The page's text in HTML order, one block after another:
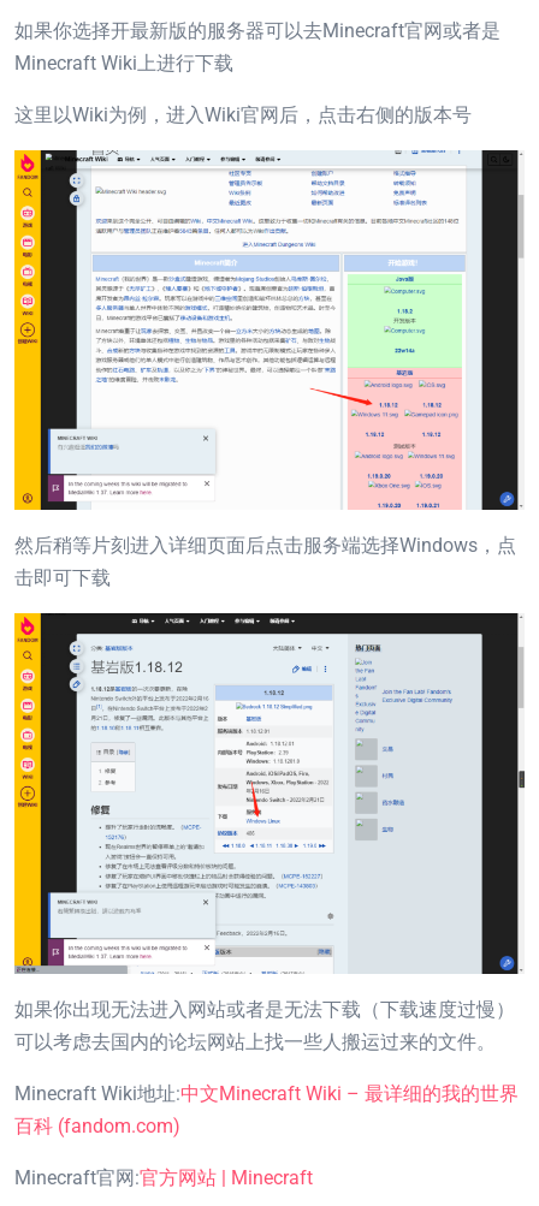
如果你选择开最新版的服务器可以去Minecraft官网或者是
Minecraft Wiki上进行下载
这里以Wiki为例，进入Wiki官网后，点击右侧的版本号
然后稍等片刻进入详细页面后点击服务端选择Windows，点
击即可下载
如果你出现无法进入网站或者是无法下载（下载速度过慢）
可以考虑去国内的论坛网站上找一些人搬运过来的文件。
Minecraft Wiki地址:中文Minecraft Wiki – 最详细的我的世界
百科 (fandom.com)
Minecraft官网:官方网站 | Minecraft